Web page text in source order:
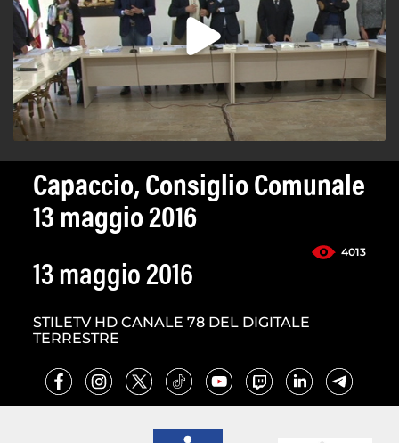
Capaccio, Consiglio Comunale
13 maggio 2016
4013
13 maggio 2016
STILETV HD CANALE 78 DEL DIGITALE
TERRESTRE